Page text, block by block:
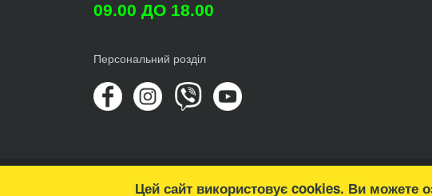
09.00 ДО 18.00
Персональний розділ
© Copyright 2026 Агроцентр "Світ Рослин"
Цей сайт використовує cookies. Ви можете